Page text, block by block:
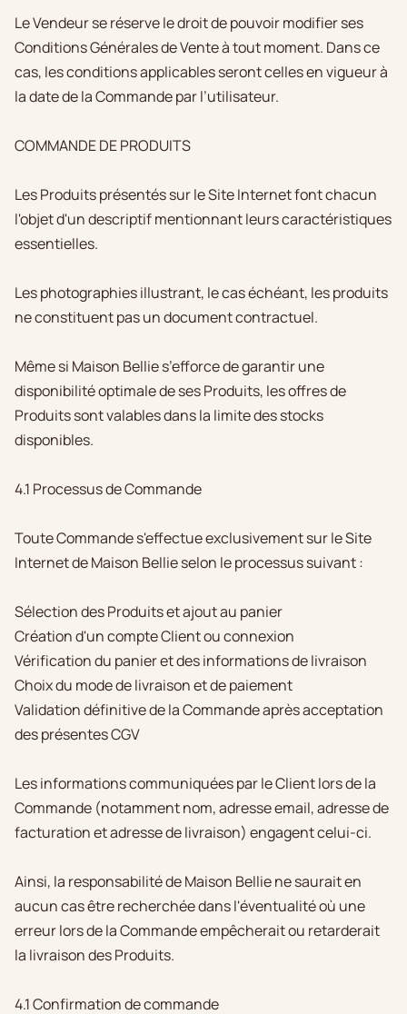
Le Vendeur se réserve le droit de pouvoir modifier ses
Conditions Générales de Vente à tout moment. Dans ce
cas, les conditions applicables seront celles en vigueur à
la date de la Commande par l’utilisateur.
COMMANDE DE PRODUITS
Les Produits présentés sur le Site Internet font chacun
l'objet d'un descriptif mentionnant leurs caractéristiques
essentielles.
Les photographies illustrant, le cas échéant, les produits
ne constituent pas un document contractuel.
Même si Maison Bellie s’efforce de garantir une
disponibilité optimale de ses Produits, les offres de
Produits sont valables dans la limite des stocks
disponibles.
4.1 Processus de Commande
Toute Commande s'effectue exclusivement sur le Site
Internet de Maison Bellie selon le processus suivant :
Sélection des Produits et ajout au panier
Création d'un compte Client ou connexion
Vérification du panier et des informations de livraison
Choix du mode de livraison et de paiement
Validation définitive de la Commande après acceptation
des présentes CGV
Les informations communiquées par le Client lors de la
Commande (notamment nom, adresse email, adresse de
facturation et adresse de livraison) engagent celui-ci.
Ainsi, la responsabilité de Maison Bellie ne saurait en
aucun cas être recherchée dans l'éventualité où une
erreur lors de la Commande empêcherait ou retarderait
la livraison des Produits.
4.1 Confirmation de commande